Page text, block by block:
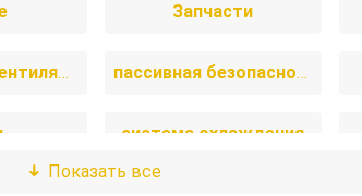
Запчасти
отопление и вентиляция пассивная безопасность
система охлаждения
Показать все